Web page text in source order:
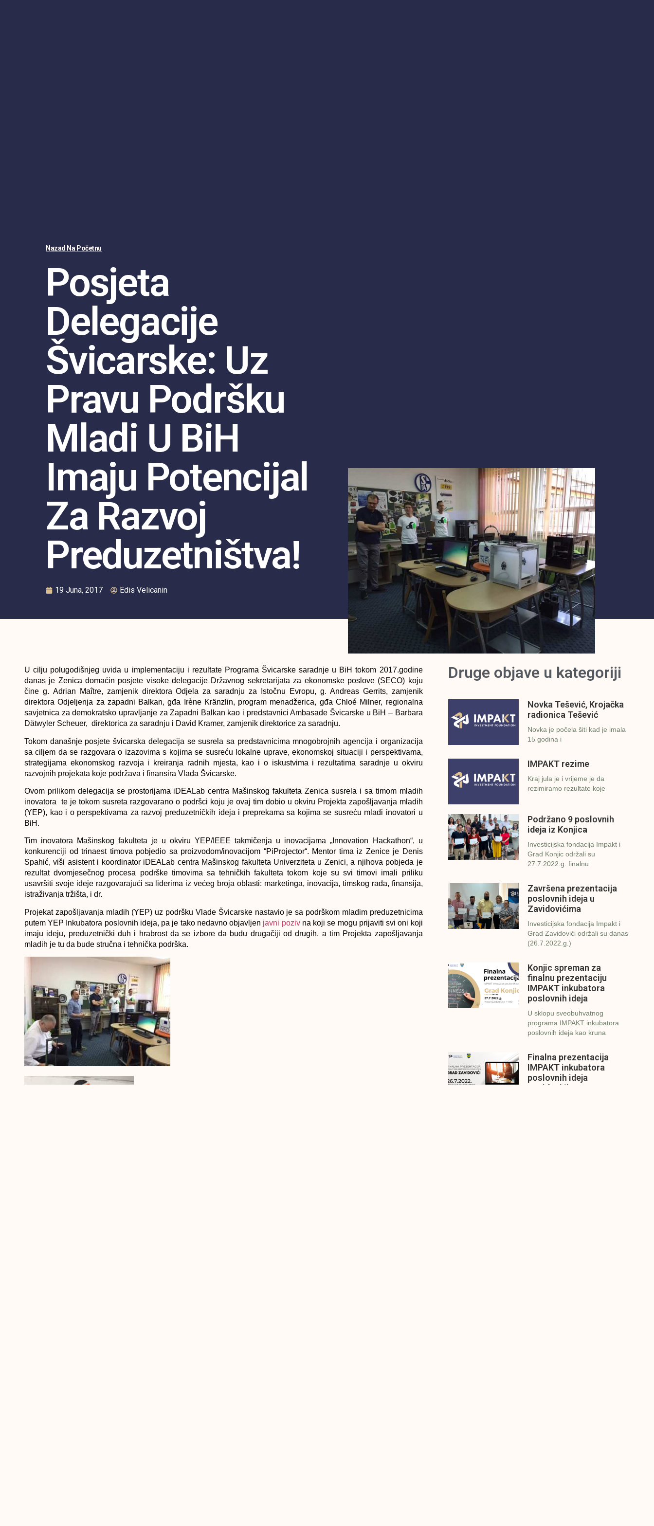
Nazad Na Početnu
Posjeta
Delegacije
Švicarske: Uz
Pravu Podršku
Mladi U BiH
Imaju Potencijal
Za Razvoj
Preduzetništva!
19 Juna, 2017 Edis Velicanin
U cilju polugodišnjeg uvida u implementaciju i rezultate Programa Švicarske saradnje u BiH tokom 2017.godine
danas je Zenica domaćin posjete visoke delegacije Državnog sekretarijata za ekonomske poslove (SECO) koju
čine g. Adrian Maître, zamjenik direktora Odjela za saradnju za Istočnu Evropu, g. Andreas Gerrits, zamjenik
direktora Odjeljenja za zapadni Balkan, gđa Irène Kränzlin, program menadžerica, gđa Chloé Milner, regionalna
savjetnica za demokratsko upravljanje za Zapadni Balkan kao i predstavnici Ambasade Švicarske u BiH – Barbara
Dätwyler Scheuer, direktorica za saradnju i David Kramer, zamjenik direktorice za saradnju.
Tokom današnje posjete švicarska delegacija se susrela sa predstavnicima mnogobrojnih agencija i organizacija
sa ciljem da se razgovara o izazovima s kojima se susreću lokalne uprave, ekonomskoj situaciji i perspektivama,
strategijama ekonomskog razvoja i kreiranja radnih mjesta, kao i o iskustvima i rezultatima saradnje u okviru
razvojnih projekata koje podržava i finansira Vlada Švicarske.
Ovom prilikom delegacija se prostorijama iDEALab centra Mašinskog fakulteta Zenica susrela i sa timom mladih
inovatora te je tokom susreta razgovarano o podršci koju je ovaj tim dobio u okviru Projekta zapošljavanja mladih
(YEP), kao i o perspektivama za razvoj preduzetničkih ideja i preprekama sa kojima se susreću mladi inovatori u
BiH.
Tim inovatora Mašinskog fakulteta je u okviru YEP/IEEE takmičenja u inovacijama „Innovation Hackathon“, u
konkurenciji od trinaest timova pobjedio sa proizvodom/inovacijom “PiProjector“. Mentor tima iz Zenice je Denis
Spahić, viši asistent i koordinator iDEALab centra Mašinskog fakulteta Univerziteta u Zenici, a njihova pobjeda je
rezultat dvomjesečnog procesa podrške timovima sa tehničkih fakulteta tokom koje su svi timovi imali priliku
usavršiti svoje ideje razgovarajući sa liderima iz većeg broja oblasti: marketinga, inovacija, timskog rada, finansija,
istraživanja tržišta, i dr.
Projekat zapošljavanja mladih (YEP) uz podršku Vlade Švicarske nastavio je sa podrškom mladim preduzetnicima
putem YEP Inkubatora poslovnih ideja, pa je tako nedavno objavljen javni pozivna koji se mogu prijaviti svi oni koji
imaju ideju, preduzetnički duh i hrabrost da se izbore da budu drugačiji od drugih, a tim Projekta zapošljavanja
mladih je tu da bude stručna i tehnička podrška.
Druge objave u kategoriji
Novka Tešević, Krojačka
radionica Tešević
Novka je počela šiti kad je imala
15 godina i
IMPAKT rezime
Kraj jula je i vrijeme je da
rezimiramo rezultate koje
Podržano 9 poslovnih
ideja iz Konjica
Investicijska fondacija Impakt i
Grad Konjic održali su
27.7.2022.g. finalnu
Završena prezentacija
poslovnih ideja u
Zavidovićima
Investicijska fondacija Impakt i
Grad Zavidovići održali su danas
(26.7.2022.g.)
Konjic spreman za
finalnu prezentaciju
IMPAKT inkubatora
poslovnih ideja
U sklopu sveobuhvatnog
programa IMPAKT inkubatora
poslovnih ideja kao kruna
Finalna prezentacija
IMPAKT inkubatora
poslovnih ideja
Zavidovići